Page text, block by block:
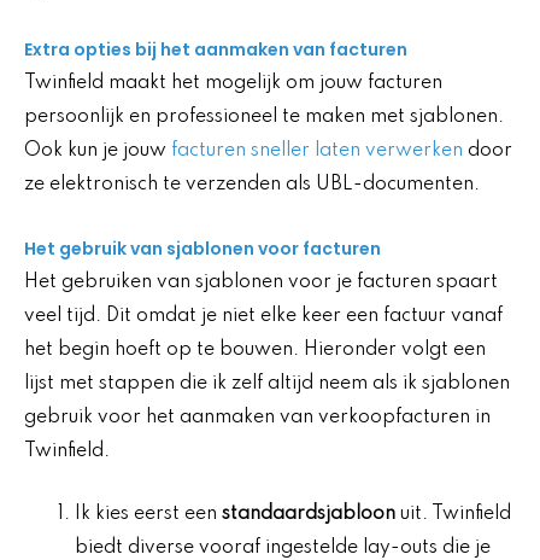
Extra opties bij het aanmaken van facturen
Twinfield maakt het mogelijk om jouw facturen
persoonlijk en professioneel te maken met sjablonen.
Ook kun je jouw facturen sneller laten verwerken door
ze elektronisch te verzenden als UBL-documenten.
Het gebruik van sjablonen voor facturen
Het gebruiken van sjablonen voor je facturen spaart
veel tijd. Dit omdat je niet elke keer een factuur vanaf
het begin hoeft op te bouwen. Hieronder volgt een
lijst met stappen die ik zelf altijd neem als ik sjablonen
gebruik voor het aanmaken van verkoopfacturen in
Twinfield.
Ik kies eerst een standaardsjabloon uit. Twinfield
biedt diverse vooraf ingestelde lay-outs die je